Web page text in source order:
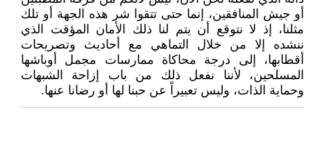
أو جيش المنافقين، إنما حتى تتقوا شر هذه الجهة أو تلك
مثلنا، إذ لا نتوقع أن يتم لنا ذلك الأمان المؤقت الذي
ننشده إلا من خلال التماهي مع أحاديث وتصريحات
أقطابها، إلى درجة محاكاة ممارسات مجمل أوباشها
المسلحين، لأننا نفعل ذلك من باب إزاحة الشبهات
وحماية الذات، وليس تعبيراً عن حبنا لها أو رضانا عنها.